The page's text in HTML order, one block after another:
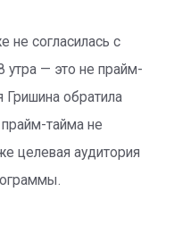
не согласилась с
утра — это не прайм-
Гришина обратила
тайма не
целевая аудитория